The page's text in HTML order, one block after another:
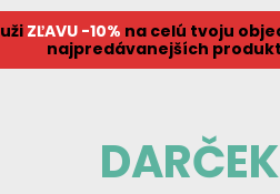
ZĽAVU -10% na celú tvoju
najpredávanejších